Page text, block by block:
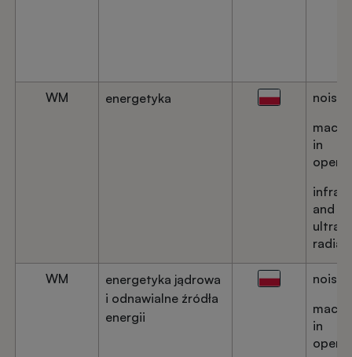
WM energetyka
noise
in
and
WM
energetyka jądrowa
i odnawialne źródła
energii
noise
in